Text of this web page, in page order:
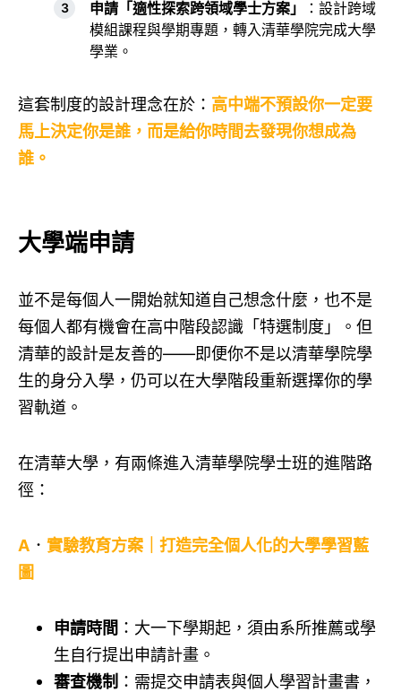
申請「適性探索跨領域學士方案」
：設計跨域
模組課程與學期專題，轉入清華學院完成大學
學業。
這套制度的設計理念在於： 高中端不預設你一定要
馬上決定你是誰，而是給你時間去發現你想成為
誰。
大學端申請
並不是每個人一開始就知道自己想念什麼，也不是
每個人都有機會在高中階段認識「特選制度」。但
清華的設計是友善的——即便你不是以清華學院學
生的身分入學，仍可以在大學階段重新選擇你的學
習軌道。
在清華大學，有兩條進入清華學院學士班的進階路
徑：
A ． 實驗教育方案｜打造完全個人化的大學學習藍
圖
申請時間 ：大一下學期起，須由系所推薦或學
生自行提出申請計畫。
審查機制 ：需提交申請表與個人學習計畫書，